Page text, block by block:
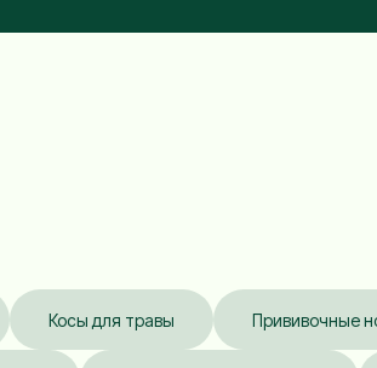
Косы для травы Прививочные